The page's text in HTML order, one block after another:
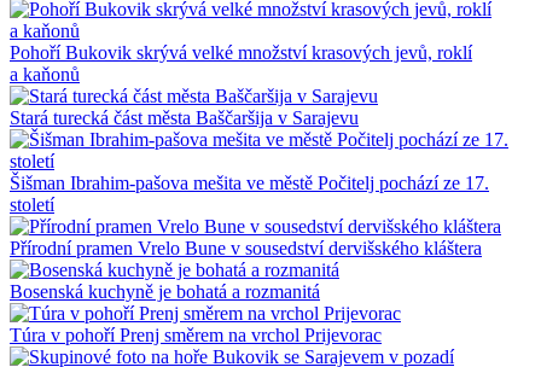
Pohoří Bukovik skrývá velké množství krasových jevů, roklí
a kaňonů
Stará turecká část města Baščaršija v Sarajevu
Šišman Ibrahim-pašova mešita ve městě Počitelj pochází ze 17.
století
Přírodní pramen Vrelo Bune v sousedství dervišského kláštera
Bosenská kuchyně je bohatá a rozmanitá
Túra v pohoří Prenj směrem na vrchol Prijevorac